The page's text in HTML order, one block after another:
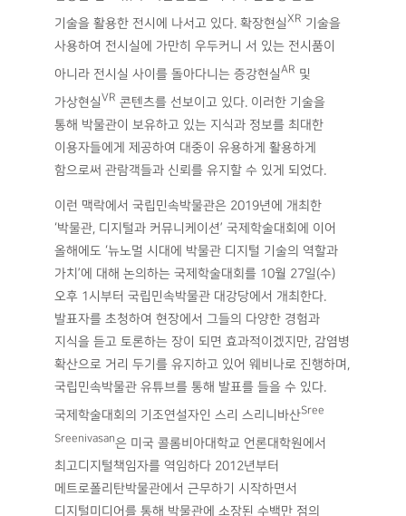
기술을 활용한 전시에 나서고 있다. 확장현실 XR 기술을
사용하여 전시실에 가만히 우두커니 서 있는 전시품이
아니라 전시실 사이를 돌아다니는 증강현실AR 및
가상현실VR 콘텐츠를 선보이고 있다. 이러한 기술을
통해 박물관이 보유하고 있는 지식과 정보를 최대한
이용자들에게 제공하여 대중이 유용하게 활용하게
함으로써 관람객들과 신뢰를 유지할 수 있게 되었다.
이런 맥락에서 국립민속박물관은 2019년에 개최한
‘박물관, 디지털과 커뮤니케이션’ 국제학술대회에 이어
올해에도 ‘뉴노멀 시대에 박물관 디지털 기술의 역할과
가치’에 대해 논의하는 국제학술대회를 10월 27일(수)
오후 1시부터 국립민속박물관 대강당에서 개최한다.
발표자를 초청하여 현장에서 그들의 다양한 경험과
지식을 듣고 토론하는 장이 되면 효과적이겠지만, 감염병
확산으로 거리 두기를 유지하고 있어 웨비나로 진행하며,
국립민속박물관 유튜브를 통해 발표를 들을 수 있다.
국제학술대회의 기조연설자인 스리 스리니바산Sree
Sreenivasan은 미국 콜롬비아대학교 언론대학원에서
최고디지털책임자를 역임하다 2012년부터
메트로폴리탄박물관에서 근무하기 시작하면서
디지털미디어를 통해 박물관에 소장된 수백만 점의